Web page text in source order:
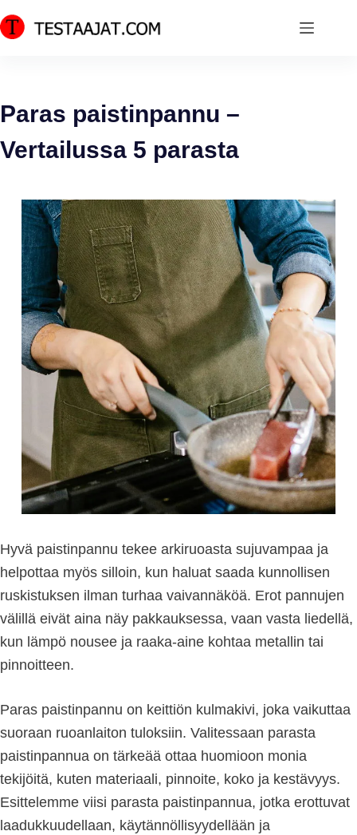
Skip
to
Paras paistinpannu –
Vertailussa 5 parasta
Hyvä paistinpannu tekee arkiruoasta sujuvampaa ja
helpottaa myös silloin, kun haluat saada kunnollisen
ruskistuksen ilman turhaa vaivannäköä. Erot pannujen
välillä eivät aina näy pakkauksessa, vaan vasta liedellä,
kun lämpö nousee ja raaka-aine kohtaa metallin tai
pinnoitteen.
Paras paistinpannu on keittiön kulmakivi, joka vaikuttaa
suoraan ruoanlaiton tuloksiin. Valitessaan parasta
paistinpannua on tärkeää ottaa huomioon monia
tekijöitä, kuten materiaali, pinnoite, koko ja kestävyys.
Esittelemme viisi parasta paistinpannua, jotka erottuvat
laadukkuudellaan, käytännöllisyydellään ja